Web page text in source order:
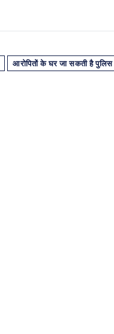
आरोपितों के घर जा सकती है पुलिस